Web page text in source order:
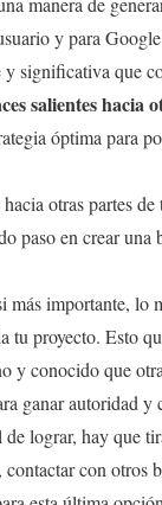
y para
significativa que
salientes hacia
óptima para
hacia otras partes
paso en crear una
más importante, lo
tu proyecto. Esto
y conocido que
ganar autoridad y
lograr, hay que
contactar con otros